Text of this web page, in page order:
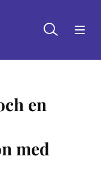
Sök
en
med